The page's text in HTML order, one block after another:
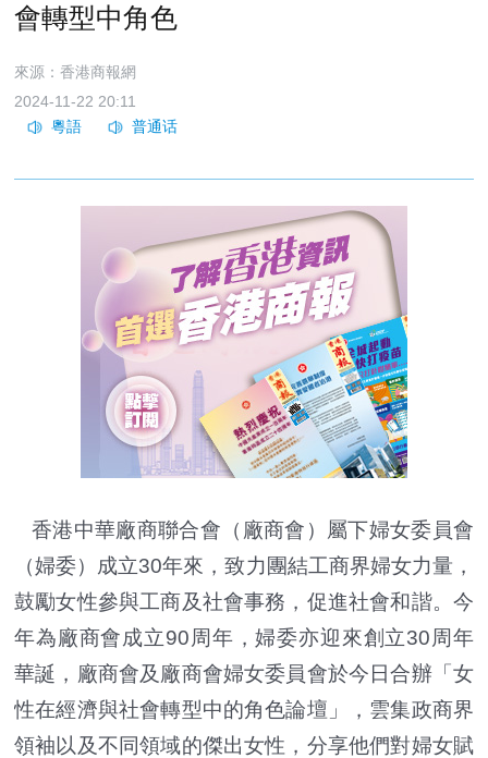
會轉型中角色
來源：香港商報網
2024-11-22 20:11
香港中華廠商聯合會（廠商會）屬下婦女委員會
（婦委）成立30年來，致力團結工商界婦女力量，
鼓勵女性參與工商及社會事務，促進社會和諧。今
年為廠商會成立90周年，婦委亦迎來創立30周年
華誕，廠商會及廠商會婦女委員會於今日合辦「女
性在經濟與社會轉型中的角色論壇」，雲集政商界
領袖以及不同領域的傑出女性，分享他們對婦女賦